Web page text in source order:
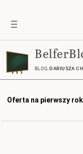
BLOG DARIUSZA
Oferta na pierwszy